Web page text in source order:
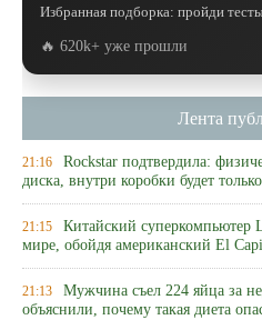
Избранная подборка: пройди
🔥 620k+ уже прошли
Лента
21:16 Rockstar подтвердила:
диска, внутри коробки будет
21:15 Китайский
мире, обойдя американский El
21:13 Мужчина съел 224 яйца за
объяснили, почему такая диета